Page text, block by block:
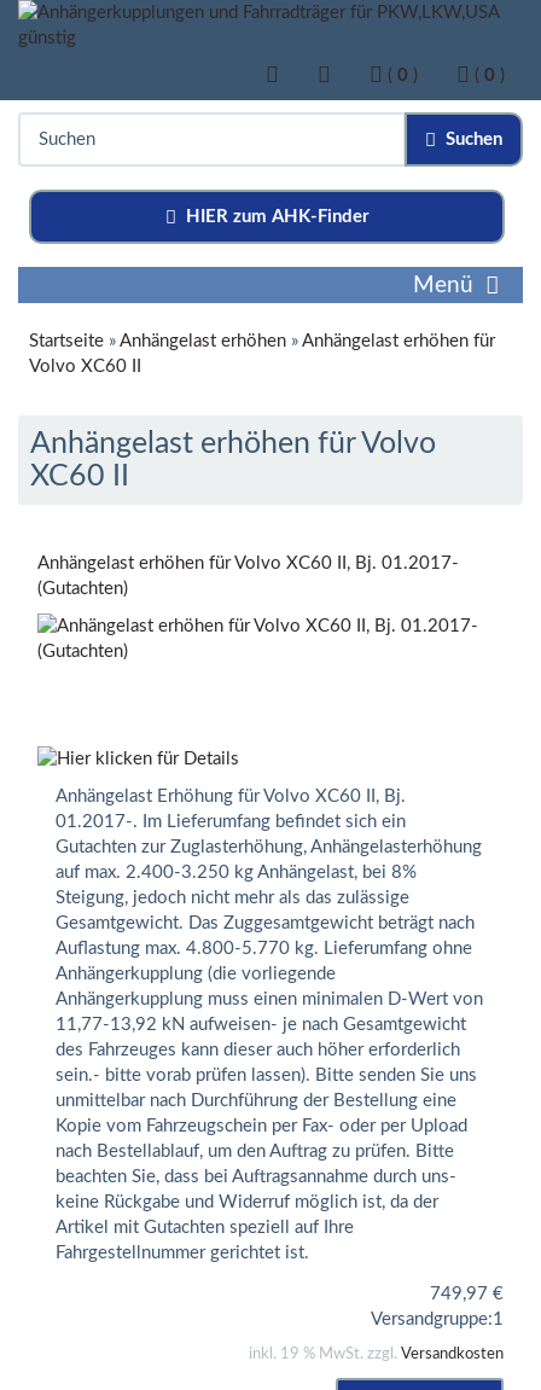
( 0 ) ( 0 )
Suchen
HIER zum AHK-Finder
Menü
Startseite » Anhängelast erhöhen » Anhängelast erhöhen für
Volvo XC60 II
Anhängelast erhöhen für Volvo
XC60 II
Anhängelast erhöhen für Volvo XC60 II, Bj. 01.2017-
(Gutachten)
Anhängelast Erhöhung für Volvo XC60 II, Bj.
01.2017-. Im Lieferumfang befindet sich ein
Gutachten zur Zuglasterhöhung, Anhängelasterhöhung
auf max. 2.400-3.250 kg Anhängelast, bei 8%
Steigung, jedoch nicht mehr als das zulässige
Gesamtgewicht. Das Zuggesamtgewicht beträgt nach
Auflastung max. 4.800-5.770 kg. Lieferumfang ohne
Anhängerkupplung (die vorliegende
Anhängerkupplung muss einen minimalen D-Wert von
11,77-13,92 kN aufweisen- je nach Gesamtgewicht
des Fahrzeuges kann dieser auch höher erforderlich
sein.- bitte vorab prüfen lassen). Bitte senden Sie uns
unmittelbar nach Durchführung der Bestellung eine
Kopie vom Fahrzeugschein per Fax- oder per Upload
nach Bestellablauf, um den Auftrag zu prüfen. Bitte
beachten Sie, dass bei Auftragsannahme durch uns-
keine Rückgabe und Widerruf möglich ist, da der
Artikel mit Gutachten speziell auf Ihre
Fahrgestellnummer gerichtet ist.
749,97 €
Versandgruppe:1
inkl. 19 % MwSt. zzgl. Versandkosten